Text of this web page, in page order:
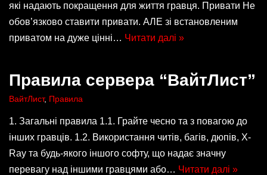
які надають покращення для життя гравця. Привати Не
обов’язково ставити привати. АЛЕ зі встановленим
приватом на дуже цінні… Читати далі »
Правила сервера “ВайтЛист”
ВайтЛист, Правила
1. Загальні правила 1.1. Грайте чесно та з повагою до
інших гравців. 1.2. Використання читів, багів, дюпів, X-
Ray та будь-якого іншого софту, що надає значну
перевагу над іншими гравцями або… Читати далі »